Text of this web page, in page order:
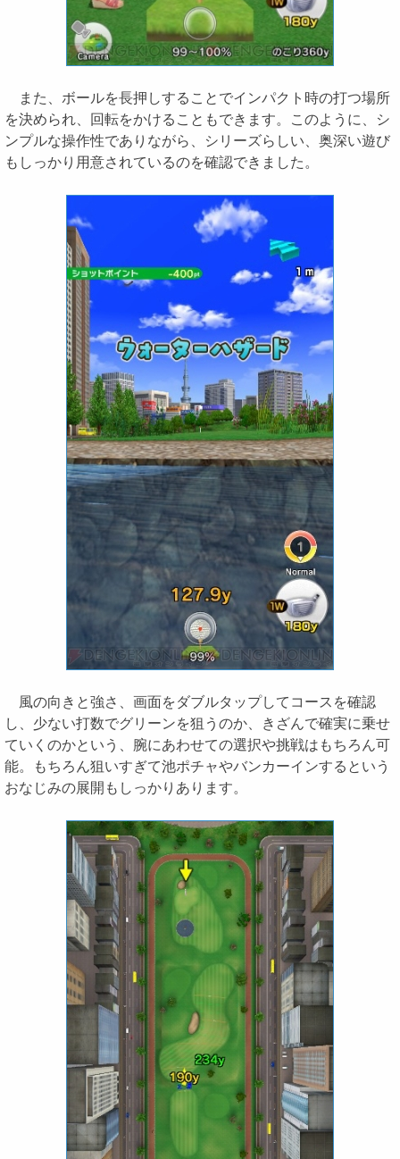
また、ボールを長押しすることでインパクト時の打つ場所
を決められ、回転をかけることもできます。このように、シ
ンプルな操作性でありながら、シリーズらしい、奥深い遊び
もしっかり用意されているのを確認できました。
風の向きと強さ、画面をダブルタップしてコースを確認
し、少ない打数でグリーンを狙うのか、きざんで確実に乗せ
ていくのかという、腕にあわせての選択や挑戦はもちろん可
能。もちろん狙いすぎて池ポチャやバンカーインするという
おなじみの展開もしっかりあります。